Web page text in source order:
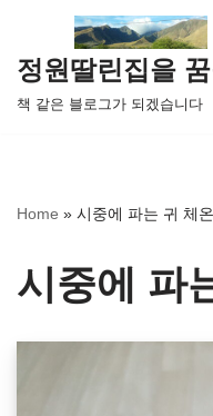
콘
텐
츠
뛰
정원딸린집을 꿈
책 같은 블로그가 되겠습니다
Home » 시중에 파는 귀 체
시중에 파